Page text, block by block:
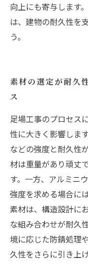
向上にも寄与します
は、建物の耐久性を
う。
素材の選定が耐久
ス
足場工事のプロセス
性に大きく影響しま
などの強度と耐久性
材は重量があり頑丈
す。一方、アルミニ
強度を求める場合に
素材は、構造設計に
な組み合わせが耐久
境に応じた防錆処理
久性をさらに引き上